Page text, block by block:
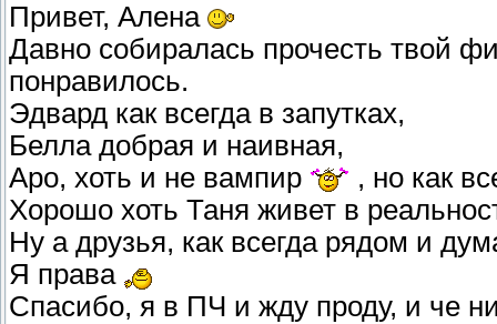
Привет, Алена
Давно собиралась прочесть твой
понравилось.
Эдвард как всегда в запутках,
Белла добрая и наивная,
Аро, хоть и не вампир
, но как
Хорошо хоть Таня живет в
Ну а друзья, как всегда рядом и
Я права
Спасибо, я в ПЧ и жду проду, и че